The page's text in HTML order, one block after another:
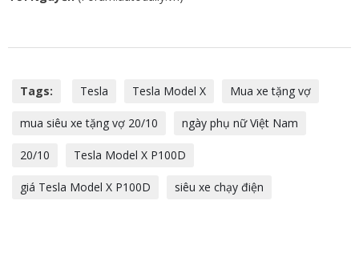
Tags: Tesla Tesla Model X Mua xe tặng vợ
mua siêu xe tặng vợ 20/10 ngày phụ nữ Việt Nam
20/10 Tesla Model X P100D
giá Tesla Model X P100D siêu xe chạy điện